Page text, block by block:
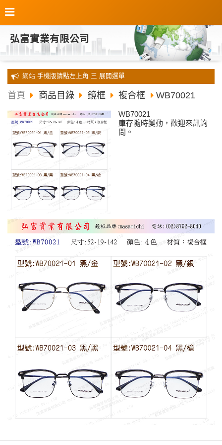
弘富實業有限公司
全新 網站 手機版請點左上角 三 展開選單
首頁 商品目錄 鏡框 複合框 WB70021
WB70021
庫存隨時變動，歡迎來訊詢
問。